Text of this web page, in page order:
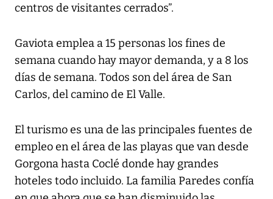
centros de visitantes cerrados”.
Gaviota emplea a 15 personas los fines de
semana cuando hay mayor demanda, y a 8 los
días de semana. Todos son del área de San
Carlos, del camino de El Valle.
El turismo es una de las principales fuentes de
empleo en el área de las playas que van desde
Gorgona hasta Coclé donde hay grandes
hoteles todo incluido. La familia Paredes confía